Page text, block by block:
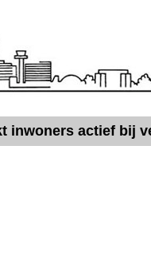
inwoners actief bij